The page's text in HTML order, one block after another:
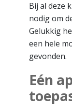
Bij al deze
nodig om
Gelukkig
een hele
gevonden.
Eén